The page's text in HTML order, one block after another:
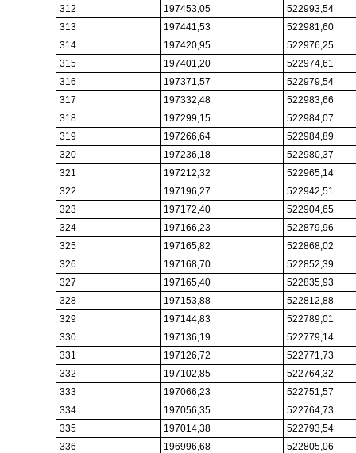
312
197453,05
522993,54
313
197441,53
522981,60
314
197420,95
522976,25
315
197401,20
522974,61
316
197371,57
522979,54
317
197332,48
522983,66
318
197299,15
522984,07
319
197266,64
522984,89
320
197236,18
522980,37
321
197212,32
522965,14
322
197196,27
522942,51
323
197172,40
522904,65
324
197166,23
522879,96
325
197165,82
522868,02
326
197168,70
522852,39
327
197165,40
522835,93
328
197153,88
522812,88
329
197144,83
522789,01
330
197136,19
522779,14
331
197126,72
522771,73
332
197102,85
522764,32
333
197066,23
522751,57
334
197056,35
522764,73
335
197014,38
522793,54
336
196996,68
522805,06